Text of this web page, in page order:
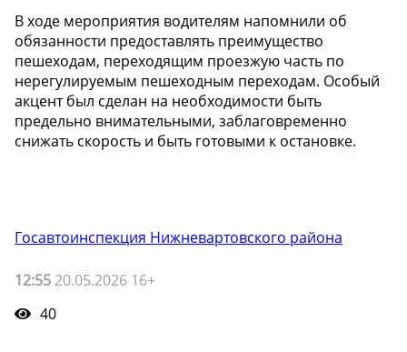
В ходе мероприятия водителям напомнили об
обязанности предоставлять преимущество
пешеходам, переходящим проезжую часть по
нерегулируемым пешеходным переходам. Особый
акцент был сделан на необходимости быть
предельно внимательными, заблаговременно
снижать скорость и быть готовыми к остановке.
Госавтоинспекция Нижневартовского района
12:55 20.05.2026 16+
40